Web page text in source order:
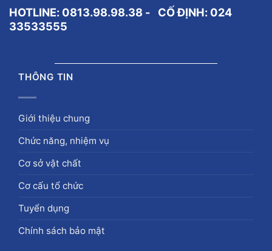
HOTLINE: 0813.98.98.38 - CỐ ĐỊNH: 024
33533555
THÔNG TIN
Giới thiệu chung
Chức năng, nhiệm vụ
Cơ sở vật chất
Cơ cấu tổ chức
Tuyển dụng
Chính sách bảo mật